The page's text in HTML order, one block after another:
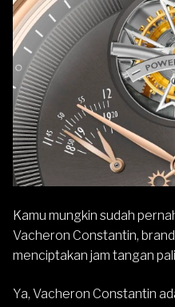
Kamu mungkin sudah
Vacheron Constantin,
menciptakan jam tangan
Ya, Vacheron Constantin